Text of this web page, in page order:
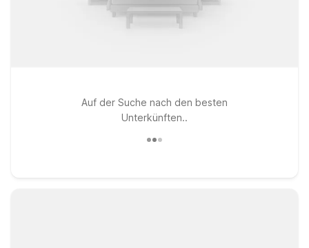
Auf der Suche nach den besten
Unterkünften..